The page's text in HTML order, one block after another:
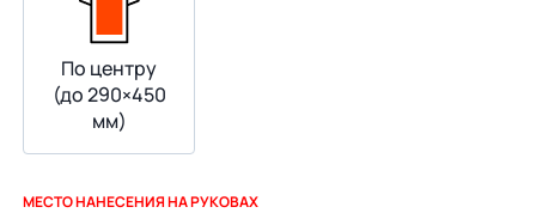
По центру
(до 290×450
мм)
МЕСТО НАНЕСЕНИЯ НА РУКОВАХ